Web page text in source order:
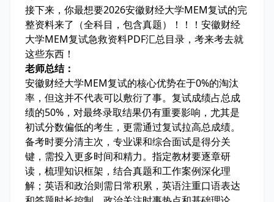
接下来，你最想要2026安徽财经大学MEM复试的完
整资料来了（全科目，包含真题）！！！安徽财经
大学MEM复试急救资料PDF汇总目录，考来考去就
这些东西！
老师总结：
安徽财经大学MEM复试的核心优势在于0%的淘汰
率，但这并不代表可以敷衍了事。复试成绩占总成
绩的50%，对最终录取结果仍有重要影响，尤其是
初试分数偏低的考生，更需通过复试拉高总成绩。
备考时要分清主次，专业课和综合面试是得分关
键，需投入更多时间和精力。指定教材要逐章研
读，梳理知识框架，结合真题和工作案例深化理
解；英语和政治则需日常积累，英语注重口语表达